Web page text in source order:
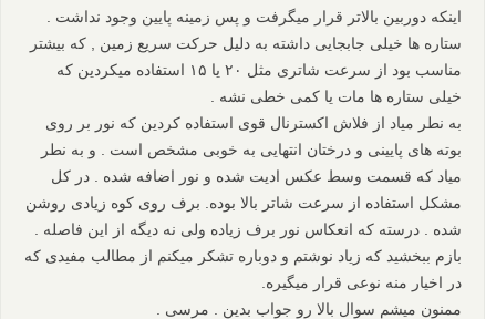
اینکه دوربین بالاتر قرار میگرفت و پس زمینه پایین وجود نداشت .
ستاره ها خیلی جابجایی داشته به دلیل حرکت سریع زمین , که بیشتر
مناسب بود از سرعت شاتری مثل ۲۰ یا ۱۵ استفاده میکردین که
خیلی ستاره ها مات یا کمی خطی نشه .
به نطر میاد از فلاش اکسترنال قوی استفاده کردین که نور بر روی
بوته های پایینی و درختان انتهایی به خوبی مشخص است . و به نطر
میاد که قسمت وسط عکس ادیت شده و نور اضافه شده . در کل
مشکل استفاده از سرعت شاتر بالا بوده. برف روی کوه زیادی روشن
شده . درسته که انعکاس نور برف زیاده ولی نه دیگه از این فاصله .
بازم ببخشید که زیاد نوشتم و دوباره تشکر میکنم از مطالب مفیدی که
در اخیار منه نوعی قرار میگیره.
ممنون میشم سوال بالا رو جواب بدین . مرسی .